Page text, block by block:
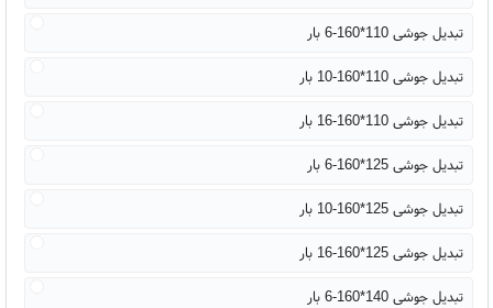
تبدیل جوشی 110*160-6 بار
تبدیل جوشی 110*160-10 بار
تبدیل جوشی 110*160-16 بار
تبدیل جوشی 125*160-6 بار
تبدیل جوشی 125*160-10 بار
تبدیل جوشی 125*160-16 بار
تبدیل جوشی 140*160-6 بار